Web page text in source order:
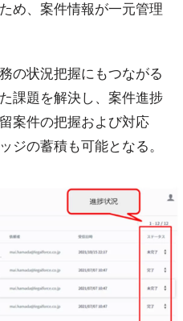
め、案件情報が一元管理
の状況把握にもつながる
課題を解決し、案件進捗
案件の把握および対応
ジの蓄積も可能となる。